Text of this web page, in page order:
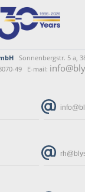
Sonnenbergstr. 5 a,
49 E-mail: